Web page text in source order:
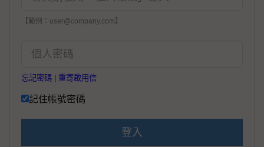
【範例：user@company.com】
忘記密碼 重寄啟用信
記住帳號密碼
登入